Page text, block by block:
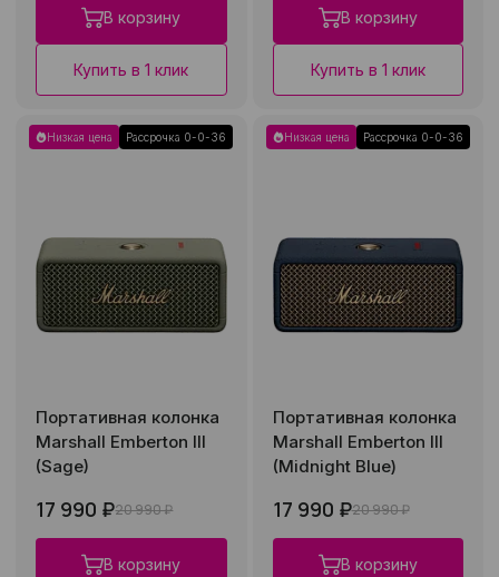
В корзину
Купить в 1 клик
В корзину
Купить в 1 клик
Низкая цена Рассрочка 0-0-36
Портативная колонка
Marshall Emberton III
(Sage)
17 990 ₽20 990 ₽
В корзину
Низкая цена Рассрочка 0-0-36
Портативная колонка
Marshall Emberton III
(Midnight Blue)
17 990 ₽20 990 ₽
В корзину